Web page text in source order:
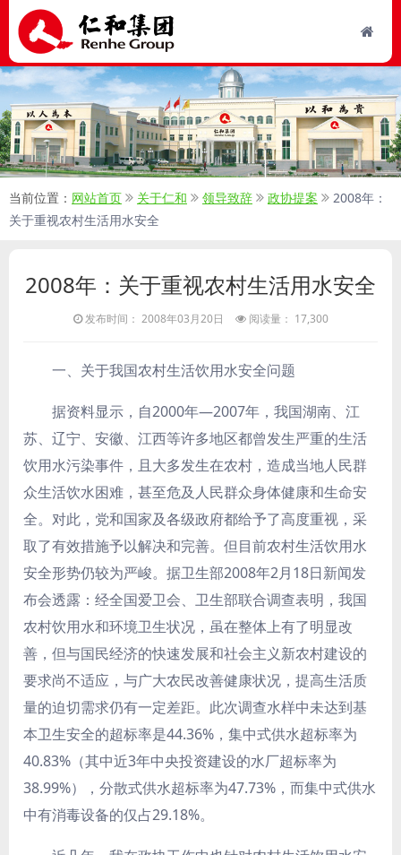
当前位置： 网站首页 关于仁和 领导致辞 政协提案
2008年：
关于重视农村生活用水安全
2008年：关于重视农村生活用水安全
发布时间： 2008年03月20日 阅读量： 17,300
一、关于我国农村生活饮用水安全问题
据资料显示，自2000年—2007年，我国湖南、江
苏、辽宁、安徽、江西等许多地区都曾发生严重的生活
饮用水污染事件，且大多发生在农村，造成当地人民群
众生活饮水困难，甚至危及人民群众身体健康和生命安
全。对此，党和国家及各级政府都给予了高度重视，采
取了有效措施予以解决和完善。但目前农村生活饮用水
安全形势仍较为严峻。据卫生部2008年2月18日新闻发
布会透露：经全国爱卫会、卫生部联合调查表明，我国
农村饮用水和环境卫生状况，虽在整体上有了明显改
善，但与国民经济的快速发展和社会主义新农村建设的
要求尚不适应，与广大农民改善健康状况，提高生活质
量的迫切需求仍有一定差距。此次调查水样中未达到基
本卫生安全的超标率是44.36%，集中式供水超标率为
40.83%（其中近3年中央投资建设的水厂超标率为
38.99%），分散式供水超标率为47.73%，而集中式供水
中有消毒设备的仅占29.18%。